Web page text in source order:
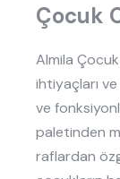
Çocuk
Almila
ihtiyaçları
ve
paletinden
raflardan